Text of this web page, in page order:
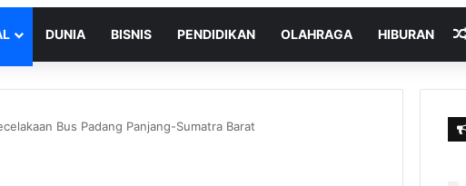
DUNIA BISNIS PENDIDIKAN OLAHRAGA HIBURAN
Bus Padang Panjang-Sumatra Barat